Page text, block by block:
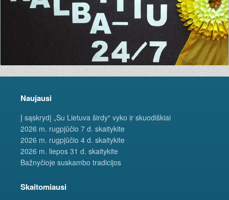
Naujausi
Į sąskrydį „Su Lietuva širdy“ vyko ir skuodiškiai
2026 m. rugpjūčio 7 d. skaitykite
2026 m. rugpjūčio 4 d. skaitykite
2026 m. liepos 31 d. skaitykite
Bažnyčioje suskambo tradicijos
Skaitomiausi